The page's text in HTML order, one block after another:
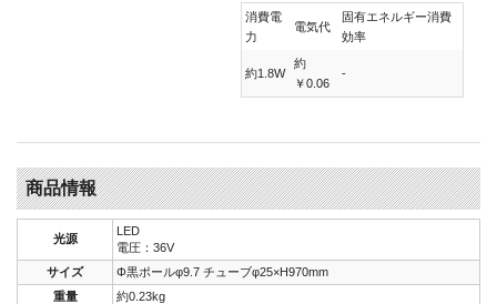
消費電
力
電気代
固有エネルギー消費
効率
約1.8W
約
￥0.06
-
商品情報
光源
LED
電圧：36V
サイズ
Φ黒ポールφ9.7 チューブφ25×H970mm
重量
約0.23kg